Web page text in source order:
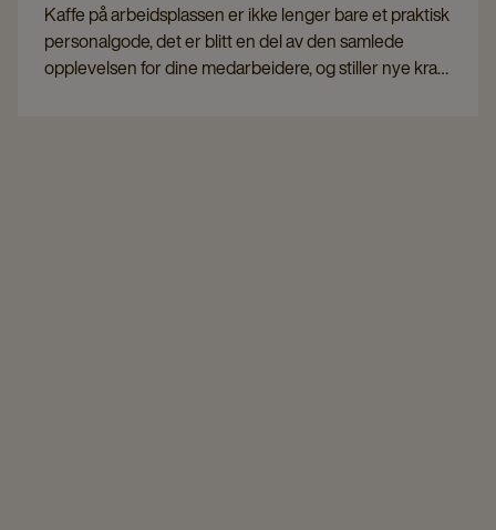
Kaffe på arbeidsplassen er ikke lenger bare et praktisk
personalgode, det er blitt en del av den samlede
opplevelsen for dine medarbeidere, og stiller nye krav